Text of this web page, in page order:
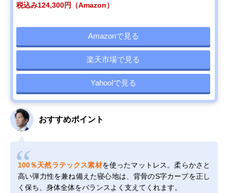
税込み124,300円（Amazon）
Amazonで見る
楽天市場で見る
Yahoo!で見る
おすすめポイント
100％天然ラテックス素材を使ったマットレス。柔らかさと
高い弾力性を兼ね備えた寝心地は、背骨のS字カーブを正し
く保ち、身体全体をバランスよく支えてくれます。